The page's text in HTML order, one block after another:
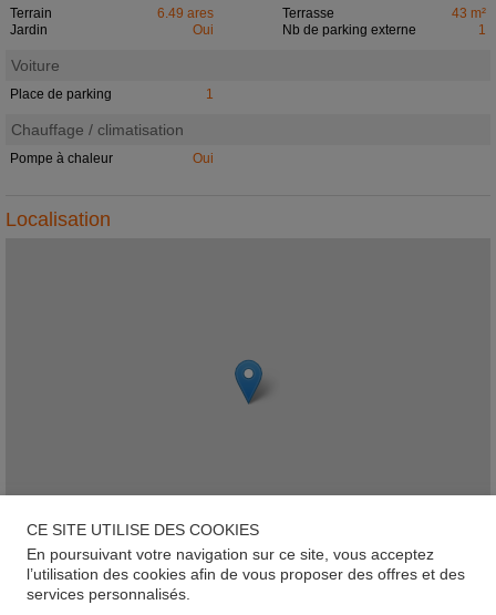
Terrain 6.49 ares Terrasse
43 m²
Jardin
Oui Nb de parking externe 1
Voiture
Place de parking 1
Chauffage / climatisation
Pompe à chaleur Oui
Localisation
Haaptstrooss, L-L-9163, Kehmen
CE SITE UTILISE DES COOKIES
En poursuivant votre navigation sur ce site, vous acceptez
l’utilisation des cookies afin de vous proposer des offres et des
services personnalisés.